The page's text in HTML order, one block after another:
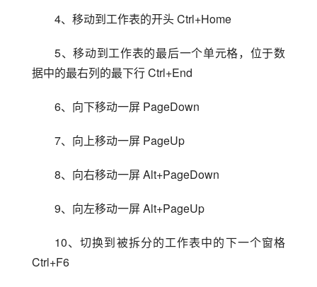
4、移动到工作表的开头 Ctrl+Home
5、移动到工作表的最后一个单元格，位于数
据中的最右列的最下行 Ctrl+End
6、向下移动一屏 PageDown
7、向上移动一屏 PageUp
8、向右移动一屏 Alt+PageDown
9、向左移动一屏 Alt+PageUp
10、切换到被拆分的工作表中的下一个窗格
Ctrl+F6